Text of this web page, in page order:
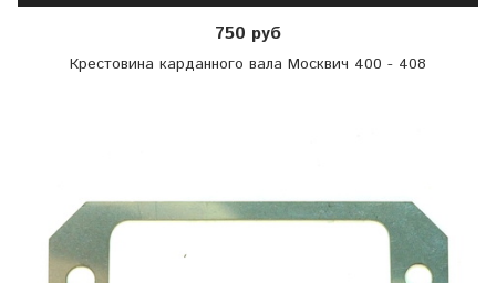
750 руб
Крестовина карданного вала Москвич 400 - 408